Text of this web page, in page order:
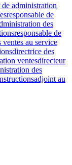
administration
responsable de
des
responsable de
ventes au service
directrice des
ventesdirecteur
des
adjoint au